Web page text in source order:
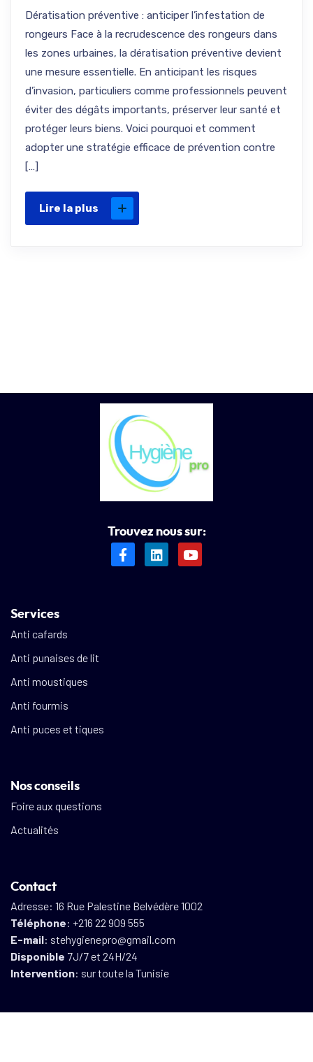
Dératisation préventive : anticiper l’infestation de
rongeurs Face à la recrudescence des rongeurs dans
les zones urbaines, la dératisation préventive devient
une mesure essentielle. En anticipant les risques
d’invasion, particuliers comme professionnels peuvent
éviter des dégâts importants, préserver leur santé et
protéger leurs biens. Voici pourquoi et comment
adopter une stratégie efficace de prévention contre
[…]
Lire la plus
Trouvez nous sur:
Services
Anti cafards
Anti punaises de lit
Anti moustiques
Anti fourmis
Anti puces et tiques
Nos conseils
Foire aux questions
Actualités
Contact
Adresse: 16 Rue Palestine Belvédère 1002
Téléphone: +216 22 909 555
E-mail: stehygienepro@gmail.com
Disponible 7J/7 et 24H/24
Intervention: sur toute la Tunisie